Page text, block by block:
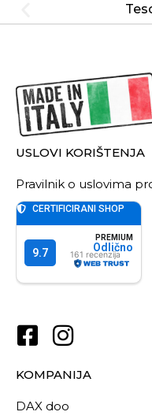
USLOVI KORIŠTENJA
Pravilnik o uslovima
KOMPANIJA
DAX doo